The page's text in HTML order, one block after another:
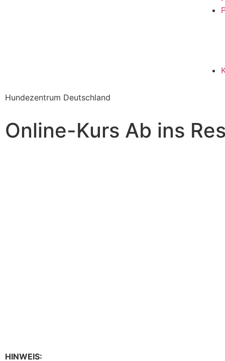
Hundezentrum Deutschland
Online-Kurs Ab ins
HINWEIS: